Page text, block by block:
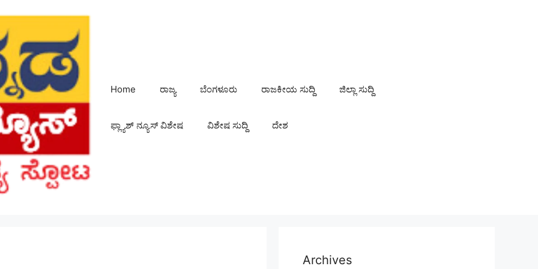
Home ರಾಜ್ಯ ಬೆಂಗಳೂರು ರಾಜಕೀಯ ಸುದ್ದಿ ಜಿಲ್ಲಾ ಸುದ್ದಿ
ಫ್ಲ್ಯಾಶ್ ನ್ಯೂಸ್ ವಿಶೇಷ ವಿಶೇಷ ಸುದ್ದಿ ದೇಶ
Archives